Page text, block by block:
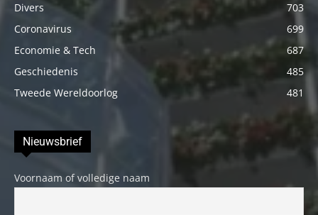
Divers
703
Coronavirus
699
Economie & Tech
687
Geschiedenis
485
Tweede Wereldoorlog
481
Nieuwsbrief
Voornaam of volledige naam